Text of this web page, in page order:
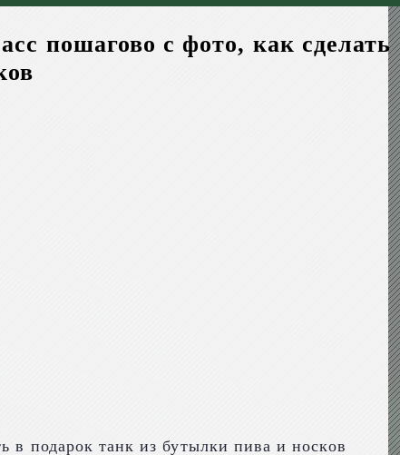
пошагово с фото, как сделать